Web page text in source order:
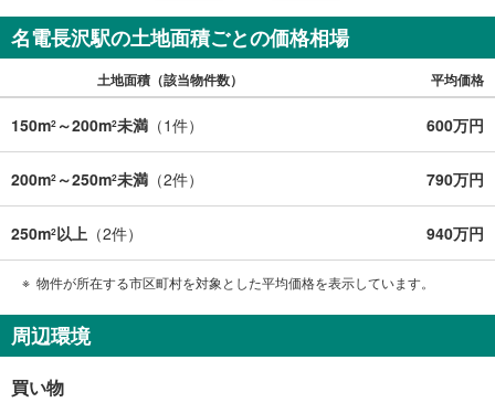
名電長沢駅の土地面積ごとの価格相場
土地面積（該当物件数） 平均価格
150m2 ～200m2未満 （1件） 600万円
200m2 ～250m2未満 （2件） 790万円
250m2以上 （2件） 940万円
物件が所在する市区町村を対象とした平均価格を表示しています。
周辺環境
買い物